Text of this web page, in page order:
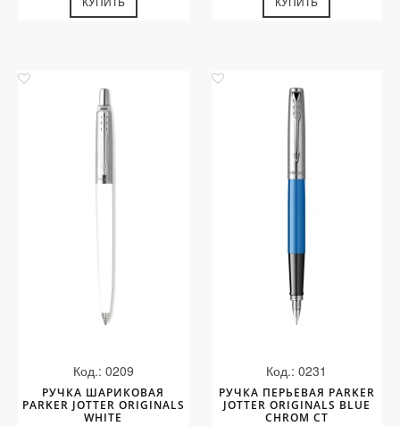
Код.: 0209
РУЧКА ШАРИКОВАЯ
PARKER JOTTER ORIGINALS
WHITE
Код.: 0231
РУЧКА ПЕРЬЕВАЯ PARKER
JOTTER ORIGINALS BLUE
CHROM CT